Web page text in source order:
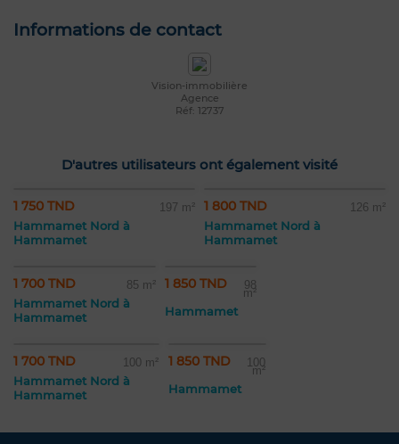
Informations de contact
Vision-immobilière
Agence
Réf: 12737
D'autres utilisateurs ont également visité
1 750 TND 197 m²
Hammamet Nord à
Hammamet
1 800 TND 126 m²
Hammamet Nord à
Hammamet
1 700 TND 85 m²
Hammamet Nord à
Hammamet
1 850 TND 98
m²
Hammamet
1 700 TND 100 m²
Hammamet Nord à
Hammamet
1 850 TND 100
m²
Hammamet